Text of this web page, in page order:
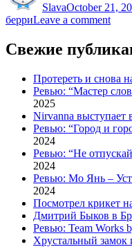
легенда”
SlavaOctober 21,
берриLeave a commenton
–
Свежие
Протереть и снова
Ревью: “Мастер
2025
Nirvanna выступает
Ревью: “Город и
2024
Ревью: “Не
2024
Ревью: Мо Янь –
2024
Посмотрел крикет
Дмитрий Быков в
Ревью: Team Works
Хрустальный